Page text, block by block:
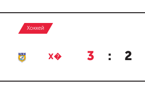
Хоккей
Х� 3 : 2